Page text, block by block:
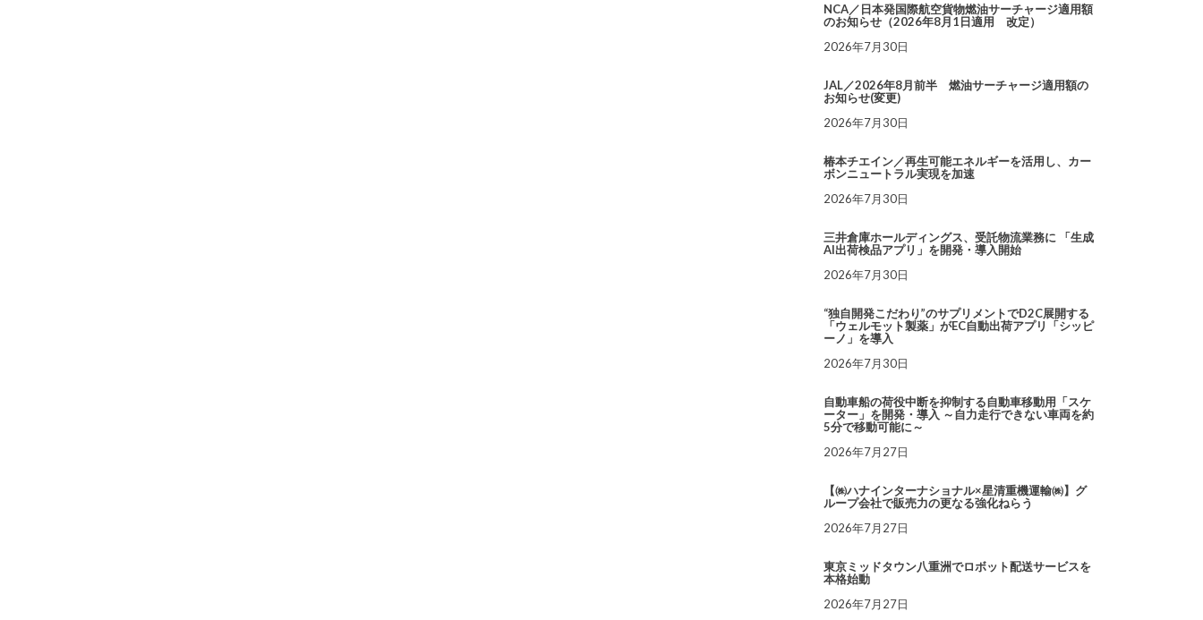
NCA／日本発国際航空貨物燃油サーチャージ適用額
のお知らせ（2026年8月1日適用 改定）
2026年7月30日
JAL／2026年8月前半 燃油サーチャージ適用額の
お知らせ(変更)
2026年7月30日
椿本チエイン／再生可能エネルギーを活用し、カー
ボンニュートラル実現を加速
2026年7月30日
三井倉庫ホールディングス、受託物流業務に 「生成
AI出荷検品アプリ」を開発・導入開始
2026年7月30日
“独自開発こだわり”のサプリメントでD2C展開する
「ウェルモット製薬」がEC自動出荷アプリ「シッピ
ーノ」を導入
2026年7月30日
自動車船の荷役中断を抑制する自動車移動用「スケ
ーター」を開発・導入 ～自力走行できない車両を約
5分で移動可能に～
2026年7月27日
【㈱ハナインターナショナル×星清重機運輸㈱】グ
ループ会社で販売力の更なる強化ねらう
2026年7月27日
東京ミッドタウン八重洲でロボット配送サービスを
本格始動
2026年7月27日